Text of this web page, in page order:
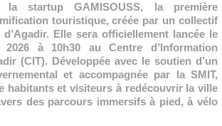
la startup GAMISOUSS, la première
touristique, créée par un collectif
Elle sera officiellement lancée le
à 10h30 au Centre d’Information
(CIT). Développée avec le soutien d’un
et accompagnée par la SMIT,
habitants et visiteurs à redécouvrir la ville
des parcours immersifs à pied, à vélo